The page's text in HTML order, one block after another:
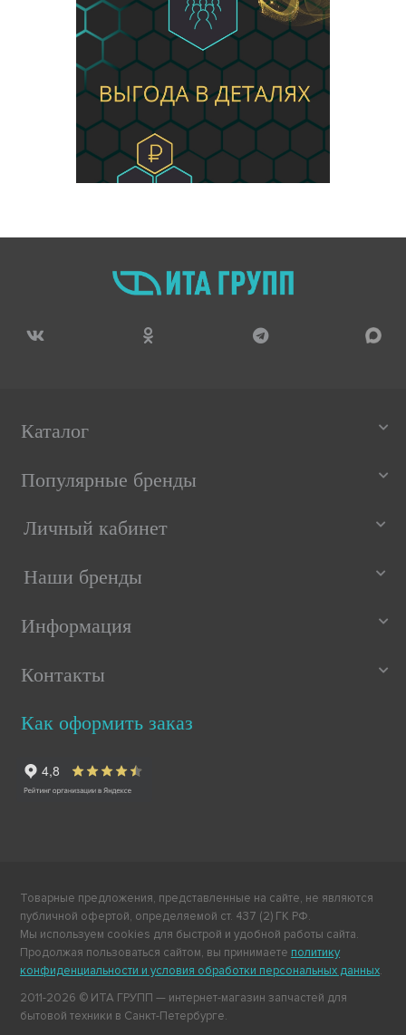
Каталог
Популярные бренды
Личный кабинет
Наши бренды
Информация
Контакты
Как оформить заказ
Товарные предложения, представленные на сайте, не являются
публичной офертой, определяемой ст. 437 (2) ГК РФ.
Мы используем cookies для быстрой и удобной работы сайта.
Продолжая пользоваться сайтом, вы принимаете политику
конфиденциальности и условия обработки персональных данных.
2011-2026 © ИТА ГРУПП — интернет-магазин запчастей для
бытовой техники в Санкт-Петербурге.